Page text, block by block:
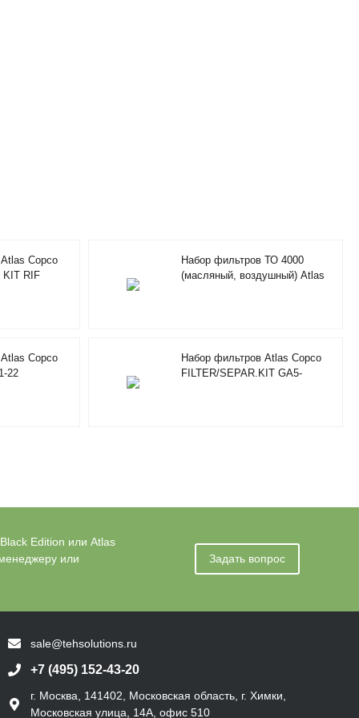
Copco
KIT RIF
Набор фильтров ТО 4000
(масляный, воздушный) Atlas
Copco
22
Набор фильтров Atlas Copco
FILTER/SEPAR.KIT GA5-
Edition или Atlas
или
Задать вопрос
sale@tehsolutions.ru
+7 (495) 152-43-20
г. Москва, 141402, Московская область, г. Химки,
Московская улица, 14А, офис 510